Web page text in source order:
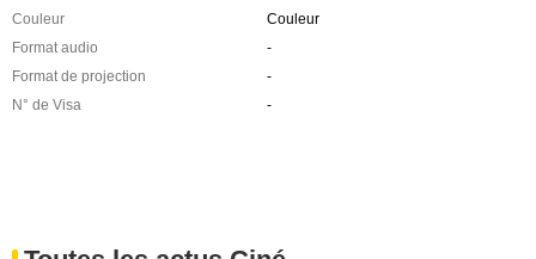
Couleur
Couleur
Format audio
-
Format de projection
-
N° de Visa
-